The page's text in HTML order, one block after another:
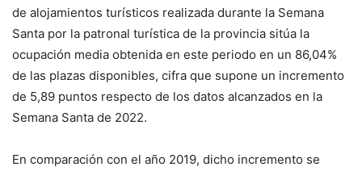
de alojamientos turísticos realizada durante la Semana
Santa por la patronal turística de la provincia sitúa la
ocupación media obtenida en este periodo en un 86,04%
de las plazas disponibles, cifra que supone un incremento
de 5,89 puntos respecto de los datos alcanzados en la
Semana Santa de 2022.
En comparación con el año 2019, dicho incremento se